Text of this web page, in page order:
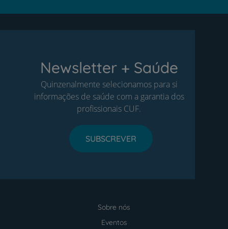
Newsletter + Saúde
Quinzenalmente selecionamos para si
informações de saúde com a garantia dos
profissionais CUF.
SUBSCREVER
Sobre nós
Eventos